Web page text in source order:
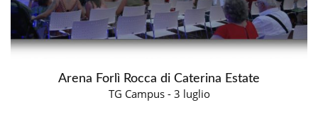
Arena Forlì Rocca di Caterina Estate
TG Campus - 3 luglio